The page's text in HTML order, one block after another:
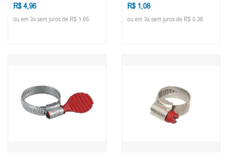
R$ 4,96
ou em 3x sem juros de R$ 1,65
R$ 1,08
ou em 3x sem juros de R$ 0,36